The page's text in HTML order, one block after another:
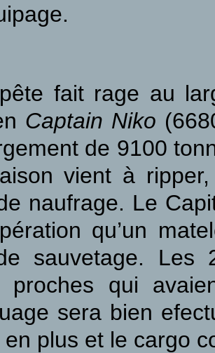
fait rage au
Captain Niko
de 9100
vient à
naufrage. Le
qu’un
sauvetage. Les
proches qui
sera bien
plus et le cargo